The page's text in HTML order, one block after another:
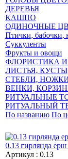
ДЕРЕВЬЯ
КАШПО
ОДИНОЧНЫЕ
Птички, бабочки,
Суккуленты
Фрукты и овощи
ФЛОРИСТИКА
ЛИСТЬЯ,
СТЕБЛИ,
ВЕНКИ,
РИТУАЛЬНЫЕ
РИТУАЛЬНЫЙ
По названию По
0.13 гирлянда
Артикул : 0.13